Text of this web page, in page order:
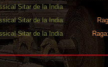
Sitar de la India
Sitar de la India
Sitar de la India